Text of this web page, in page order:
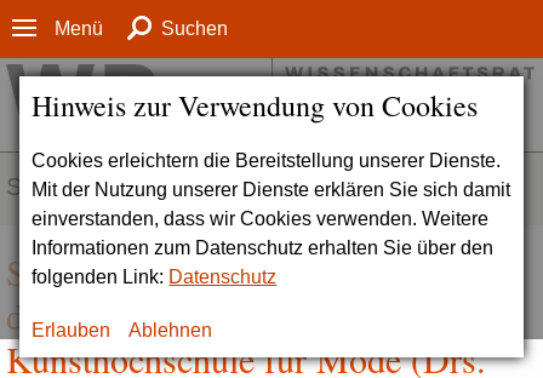
Hinweis zur Verwendung von Cookies
Cookies erleichtern die Bereitstellung unserer Dienste.
Mit der Nutzung unserer Dienste erklären Sie sich damit
einverstanden, dass wir Cookies verwenden. Weitere
Informationen zum Datenschutz erhalten Sie über den
folgenden Link: Datenschutz
Erlauben Ablehnen
Menü Suchen
SERVICE
Stellungnahme zur Akkreditierung
der ESMOD Berlin - Internationale
Kunsthochschule für Mode (Drs.